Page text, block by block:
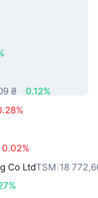
₴
0.12%
0.02%
Co LtdTSM 18